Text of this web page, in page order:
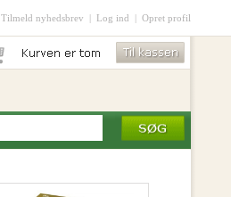
Tilmeld nyhedsbrev | Log ind | Opret profil